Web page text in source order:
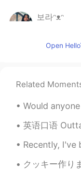
보라ᵔᴥᵔ
@Anne
오늘 첫 경
우리 고양
이 떨리고
이 떨리고
Open
Related
Would anyone like to join a group
英语口语 Outta = out of. 不在 Get outta
Recently, I've been dating a
クッキー作りました! ^ ^✨🍪🍫🍫 サンリオ